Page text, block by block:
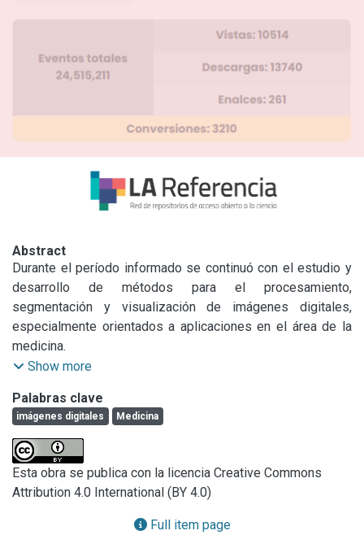
Abstract
Durante el período informado se continuó con el estudio y
desarrollo de métodos para el procesamiento,
segmentación y visualización de imágenes digitales,
especialmente orientados a aplicaciones en el área de la
medicina.
Se han realizado diferentes avances dentro del área de
de los becarios doctorales y tesistas de grado de
Ingeniería de Sistemas que superviso. Cabe destacar que
en este periodo uno de los becarios CONICET completó su
tesis doctoral sobre Segmentación de órganos pélvicos en
imágenes de resonancia magnética, bajo mi dirección, la
que fue entregada en la UNR en noviembre de 2014 (siendo
defendida satisfactoriamente en febrero de 2015). También
Show more
Palabras clave
imágenes digitales Medicina
Esta obra se publica con la licencia Creative Commons
Attribution 4.0 International (BY 4.0)
Full item page